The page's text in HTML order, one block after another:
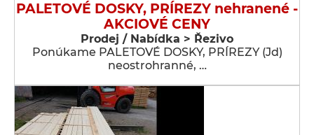
PALETOVÉ DOSKY, PRÍREZY nehranené -
AKCIOVÉ CENY
Prodej / Nabídka > Řezivo
Ponúkame PALETOVÉ DOSKY, PRÍREZY (Jd)
neostrohranné, …